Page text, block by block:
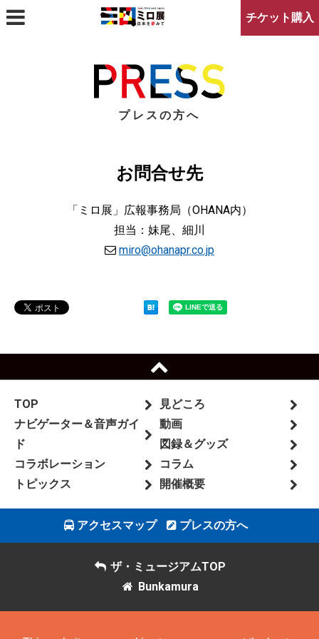
チケット購入
プレスの方へ
お問合せ先
「ミロ展」広報事務局（OHANA内）
担当：妹尾、細川
miro@ohanapr.co.jp
TOP
見どころ
ナビゲーター＆音声ガイ
ド
動画
図録＆グッズ
コラボレーション
コラム
トピックス
開催概要
アクセスマップ プレスの方へ
ザ・ミュージアムTOP
Bunkamura